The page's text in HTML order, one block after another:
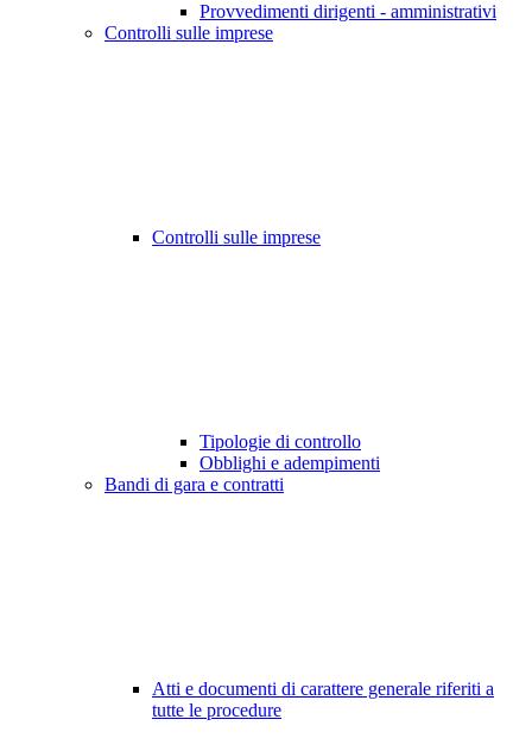
Provvedimenti dirigenti - amministrativi
Controlli sulle imprese
Controlli sulle imprese
Tipologie di controllo
Obblighi e adempimenti
Bandi di gara e contratti
Atti e documenti di carattere generale riferiti a
tutte le procedure